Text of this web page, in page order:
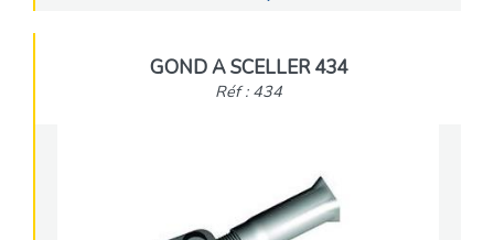
GOND A SCELLER 434
Réf : 434